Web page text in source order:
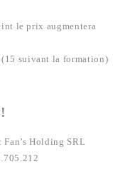
le prix augmentera
(15 suivant la formation)
Holding SRL